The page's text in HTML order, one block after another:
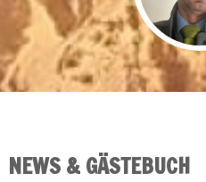
NEWS
NEWS & GÄSTEBUCH